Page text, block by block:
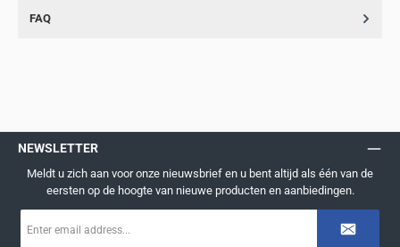
FAQ
NEWSLETTER
Meldt u zich aan voor onze nieuwsbrief en u bent altijd als één van de
eersten op de hoogte van nieuwe producten en aanbiedingen.
mailadres